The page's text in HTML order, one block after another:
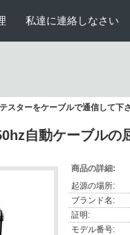
私達に連絡しなさい
スターをケーブルで通信して下
自動ケーブルの
商品の詳細:
起源の場所:
ブランド名:
証明:
モデル番号: